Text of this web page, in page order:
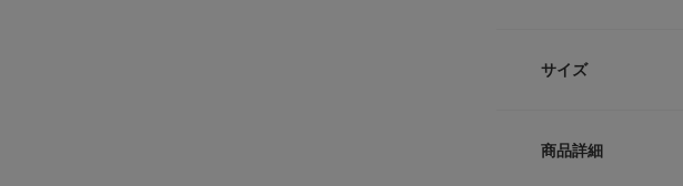
荷しました。
おしゃれな見た目
サイズ
商品詳細